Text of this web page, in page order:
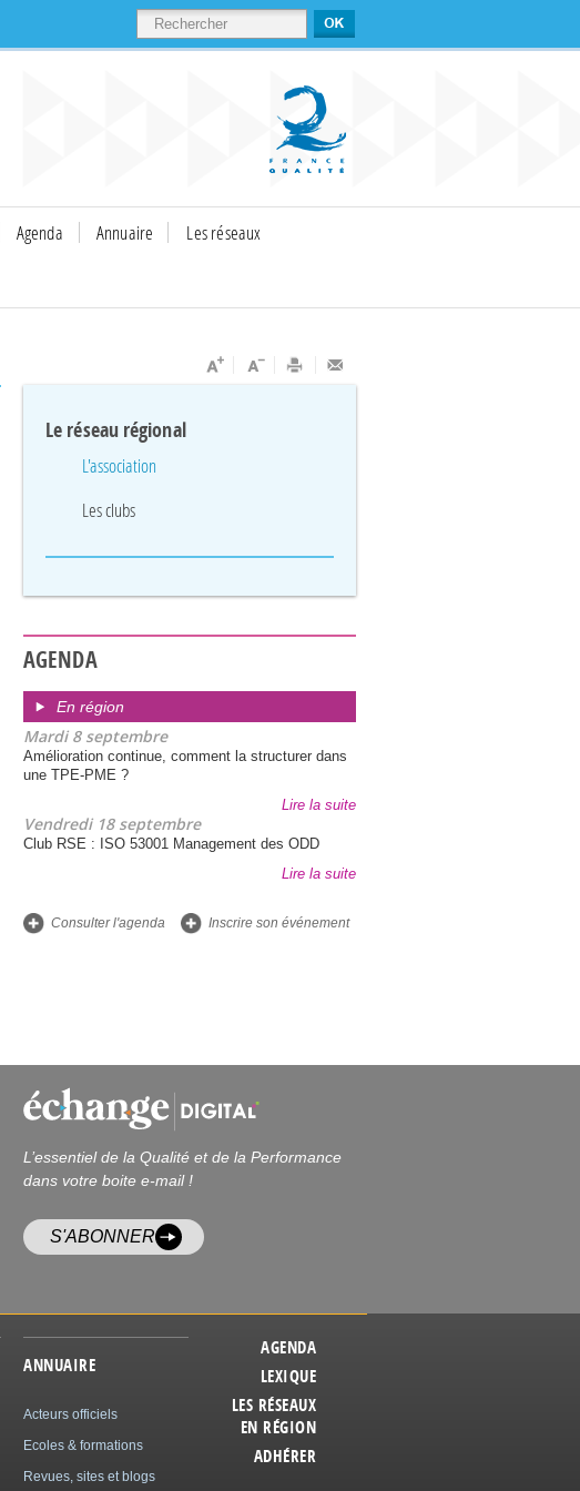
RECHERCHER
Agenda Annuaire
Les réseaux
Le réseau régional
L'association
Les clubs
AGENDA
En région
Mardi 8 septembre
Amélioration continue, comment la structurer dans
une TPE-PME ?
Lire la suite
Vendredi 18 septembre
Club RSE : ISO 53001 Management des ODD
Lire la suite
Consulter l'agenda Inscrire son événement
L’essentiel de la Qualité et de la Performance
dans votre boite e-mail !
S'ABONNER
ANNUAIRE
Acteurs officiels
Ecoles & formations
Revues, sites et blogs
AGENDA
LEXIQUE
LES RÉSEAUX
EN RÉGION
ADHÉRER